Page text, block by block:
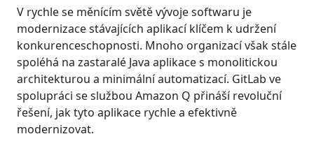
V rychle se měnícím světě vývoje softwaru je
modernizace stávajících aplikací klíčem k udržení
konkurenceschopnosti. Mnoho organizací však stále
spoléhá na zastaralé Java aplikace s monolitickou
architekturou a minimální automatizací. GitLab ve
spolupráci se službou Amazon Q přináší revoluční
řešení, jak tyto aplikace rychle a efektivně
modernizovat.